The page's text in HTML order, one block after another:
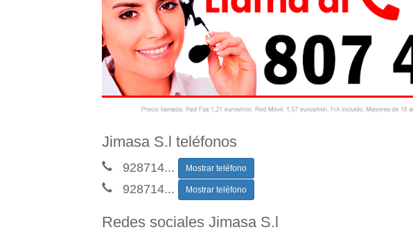
Jimasa S.l teléfonos
928714... Mostrar teléfono
928714... Mostrar teléfono
Redes sociales Jimasa S.l